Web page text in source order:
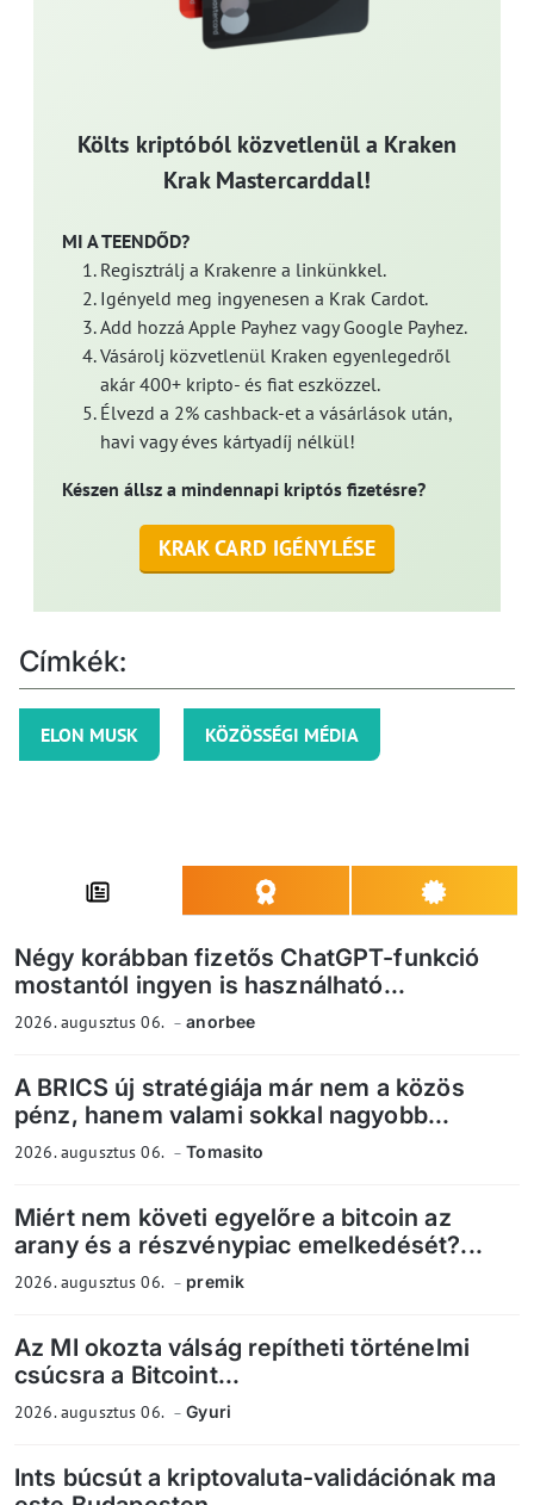
Költs kriptóból közvetlenül a Kraken
Krak Mastercarddal!
MI A TEENDŐD?
Regisztrálj a Krakenre a linkünkkel.
Igényeld meg ingyenesen a Krak Cardot.
Add hozzá Apple Payhez vagy Google Payhez.
Vásárolj közvetlenül Kraken egyenlegedről
akár 400+ kripto- és fiat eszközzel.
Élvezd a 2% cashback-et a vásárlások után,
havi vagy éves kártyadíj nélkül!
Készen állsz a mindennapi kriptós fizetésre?
KRAK CARD IGÉNYLÉSE
Címkék:
ELON MUSK KÖZÖSSÉGI MÉDIA
Négy korábban fizetős ChatGPT-funkció
mostantól ingyen is használható...
2026. augusztus 06. anorbee
A BRICS új stratégiája már nem a közös
pénz, hanem valami sokkal nagyobb...
2026. augusztus 06. Tomasito
Miért nem követi egyelőre a bitcoin az
arany és a részvénypiac emelkedését?...
2026. augusztus 06. premik
Az MI okozta válság repítheti történelmi
csúcsra a Bitcoint...
2026. augusztus 06. Gyuri
Ints búcsút a kriptovaluta-validációnak ma